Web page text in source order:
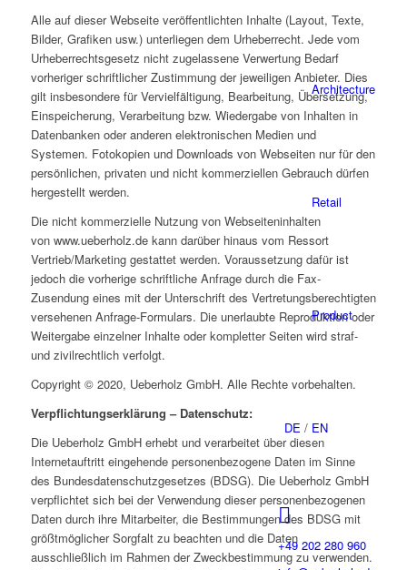
Architecture
Retail
Product
DE / EN
+49 202 280 960
Alle auf dieser Webseite veröffentlichten Inhalte (Layout, Texte,
Bilder, Grafiken usw.) unterliegen dem Urheberrecht. Jede vom
Urheberrechtsgesetz nicht zugelassene Verwertung Bedarf
vorheriger schriftlicher Zustimmung der jeweiligen Anbieter. Dies
gilt insbesondere für Vervielfältigung, Bearbeitung, Übersetzung,
Einspeicherung, Verarbeitung bzw. Wiedergabe von Inhalten in
Datenbanken oder anderen elektronischen Medien und
Systemen. Fotokopien und Downloads von Webseiten nur für den
persönlichen, privaten und nicht kommerziellen Gebrauch dürfen
hergestellt werden.
Die nicht kommerzielle Nutzung von Webseiteninhalten
von www.ueberholz.de kann darüber hinaus vom Ressort
Vertrieb/Marketing gestattet werden. Voraussetzung dafür ist
jedoch die vorherige schriftliche Anfrage durch die Fax-
Zusendung eines mit der Unterschrift des Vertretungsberechtigten
versehenen Anfrage-Formulars. Die unerlaubte Reproduktion oder
Weitergabe einzelner Inhalte oder kompletter Seiten wird straf-
und zivilrechtlich verfolgt.
Copyright © 2020, Ueberholz GmbH. Alle Rechte vorbehalten.
Verpflichtungserklärung – Datenschutz:
Die Ueberholz GmbH erhebt und verarbeitet über diesen
Internetauftritt eingehende personenbezogene Daten im Sinne
des Bundesdatenschutzgesetzes (BDSG). Die Ueberholz GmbH
verpflichtet sich bei der Verwendung dieser personenbezogenen
Daten durch ihre Mitarbeiter, die Bestimmungen des BDSG mit
größtmöglicher Sorgfalt zu beachten und die Daten
ausschließlich im Rahmen der Zweckbestimmung zu verwenden.